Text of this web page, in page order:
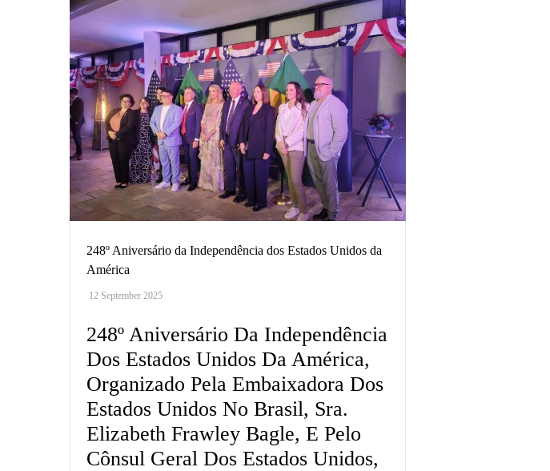
248º Aniversário da Independência dos Estados Unidos da
América
12 September 2025
248º Aniversário Da Independência
Dos Estados Unidos Da América,
Organizado Pela Embaixadora Dos
Estados Unidos No Brasil, Sra.
Elizabeth Frawley Bagle, E Pelo
Cônsul Geral Dos Estados Unidos,